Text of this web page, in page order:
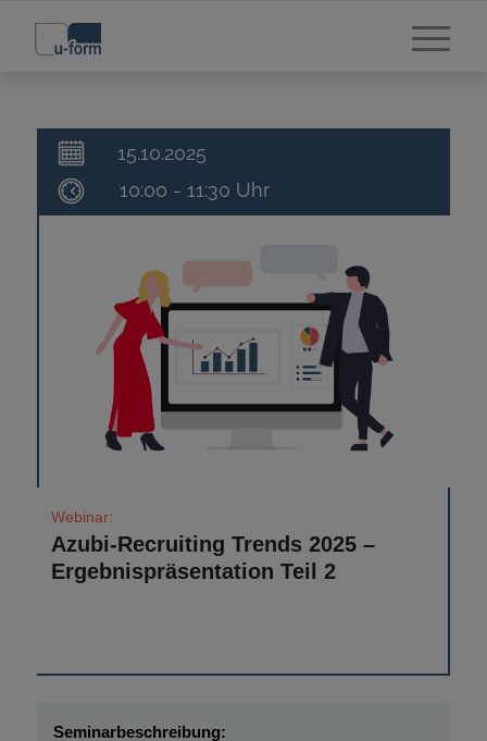
15.10.2025
10:00 - 11:30
Azubi-Recruiting Trends 2025 –
Ergebnispräsentation Teil 2